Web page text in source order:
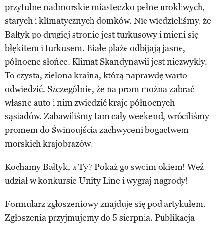
przytulne nadmorskie miasteczko pełne urokliwych,
starych i klimatycznych domków. Nie wiedzieliśmy, że
Bałtyk po drugiej stronie jest turkusowy i mieni się
błękitem i turkusem. Białe plaże odbijają jasne,
północne słońce. Klimat Skandynawii jest niezwykły.
To czysta, zielona kraina, którą naprawdę warto
odwiedzić. Szczególnie, że na prom można zabrać
własne auto i nim zwiedzić kraje północnych
sąsiadów. Zabawiliśmy tam cały weekend, wróciliśmy
promem do Świnoujścia zachwyceni bogactwem
morskich krajobrazów.
Kochamy Bałtyk, a Ty? Pokaż go swoim okiem! Weź
udział w konkursie Unity Line i wygraj nagrody!
Formularz zgłoszeniowy znajduje się pod artykułem.
Zgłoszenia przyjmujemy do 5 sierpnia. Publikacja